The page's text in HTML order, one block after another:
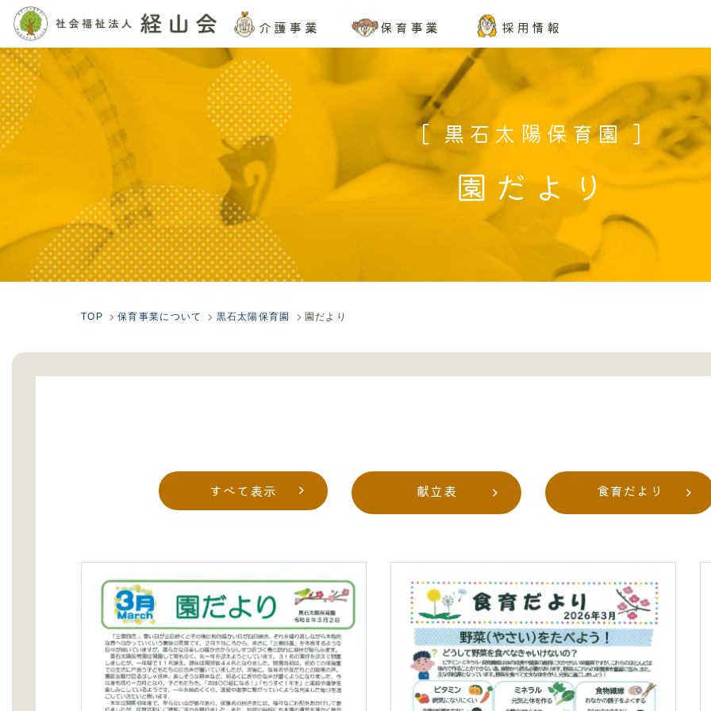
介護事業 保育事業 採用情報
[ 黒石太陽保育園 ]
園だより
TOP 保育事業について 黒石太陽保育園 園だより
すべて表示 献立表 食育だより